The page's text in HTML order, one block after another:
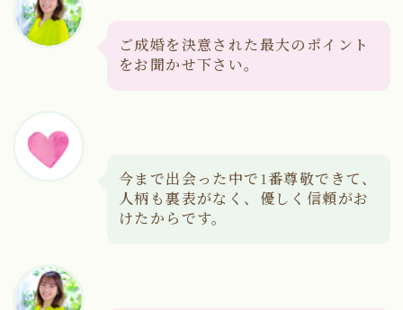
ご成婚を決意された最大のポイント
をお聞かせ下さい。
今まで出会った中で1番尊敬できて、
人柄も裏表がなく、優しく信頼がお
けたからです。